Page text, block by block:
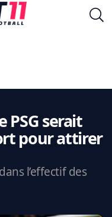
PSG serait
pour attirer
l’effectif des